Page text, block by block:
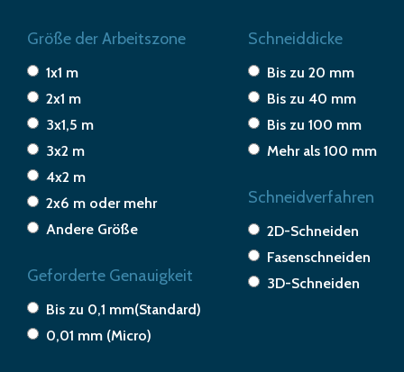
Größe der Arbeitszone
1x1 m
2x1 m
3x1,5 m
3x2 m
4x2 m
2x6 m oder mehr
Andere Größe
Geforderte Genauigkeit
Bis zu 0,1 mm(Standard)
0,01 mm (Micro)
Schneiddicke
Bis zu 20 mm
Bis zu 40 mm
Bis zu 100 mm
Mehr als 100 mm
Schneidverfahren
2D-Schneiden
Fasenschneiden
3D-Schneiden